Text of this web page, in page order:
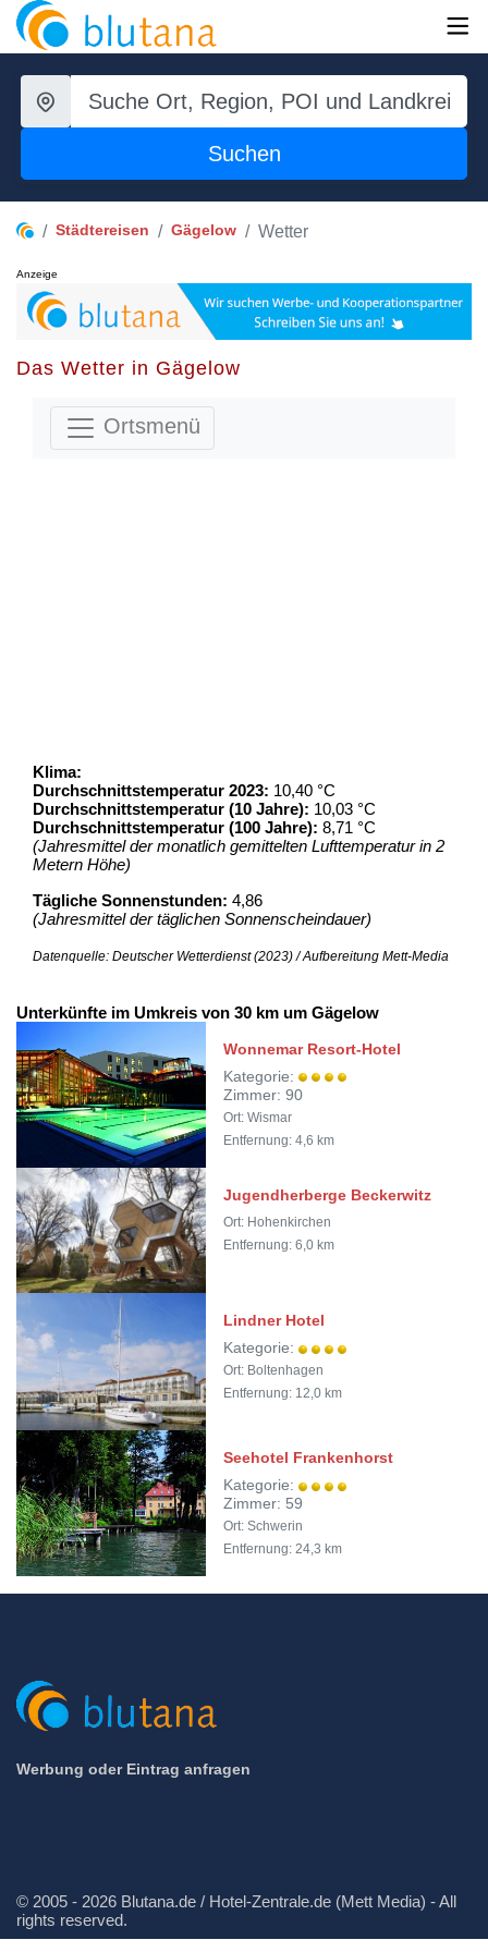
Suchen
Städtereisen Gägelow Wetter
Anzeige
Das Wetter in Gägelow
Ortsmenü
Klima:
Durchschnittstemperatur 2023: 10,40 °C
Durchschnittstemperatur (10 Jahre): 10,03 °C
Durchschnittstemperatur (100 Jahre): 8,71 °C
(Jahresmittel der monatlich gemittelten Lufttemperatur in 2
Metern Höhe)
Tägliche Sonnenstunden: 4,86
(Jahresmittel der täglichen Sonnenscheindauer)
Datenquelle: Deutscher Wetterdienst (2023) / Aufbereitung Mett-Media
Unterkünfte im Umkreis von 30 km um Gägelow
Wonnemar Resort-Hotel
Kategorie:
Zimmer: 90
Ort: Wismar
Entfernung: 4,6 km
Jugendherberge Beckerwitz
Ort: Hohenkirchen
Entfernung: 6,0 km
Lindner Hotel
Kategorie:
Ort: Boltenhagen
Entfernung: 12,0 km
Seehotel Frankenhorst
Kategorie:
Zimmer: 59
Ort: Schwerin
Entfernung: 24,3 km
Werbung oder Eintrag anfragen
© 2005 - 2026 Blutana.de / Hotel-Zentrale.de (Mett Media) - All
rights reserved.